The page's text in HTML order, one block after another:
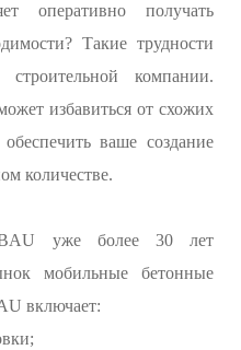
оперативно получать
Такие трудности
компании.
избавиться от схожих
ваше создание
количестве.
уже более 30 лет
мобильные бетонные
включает: